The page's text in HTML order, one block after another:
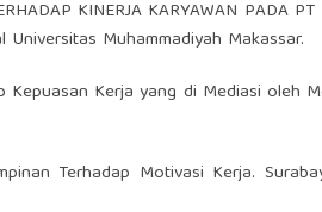
KINERJA KARYAWAN PADA
Universitas Muhammadiyah Makassar.
Kepuasan Kerja yang di Mediasi oleh
Terhadap Motivasi Kerja.